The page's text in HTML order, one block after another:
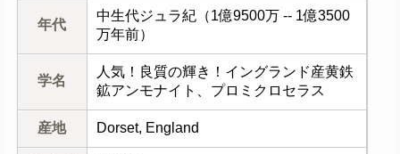
年代
中生代ジュラ紀（1億9500万 -- 1億3500
万年前）
学名
人気！良質の輝き！イングランド産黄鉄
鉱アンモナイト、プロミクロセラス
産地 Dorset, England